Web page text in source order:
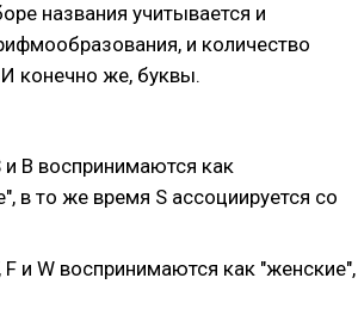
названия учитывается и
и количество
конечно же, буквы.
B воспринимаются как
в то же время S ассоциируется со
и W воспринимаются как "женские",